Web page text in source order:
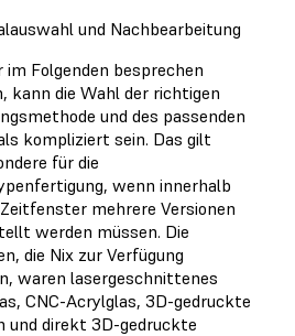
und Nachbearbeitung
im Folgenden besprechen
kann die Wahl der richtigen
und des passenden
kompliziert sein. Das gilt
für die
wenn innerhalb
mehrere Versionen
werden müssen. Die
die Nix zur Verfügung
waren lasergeschnittenes
CNC-Acrylglas, 3D-gedruckte
und direkt 3D-gedruckte